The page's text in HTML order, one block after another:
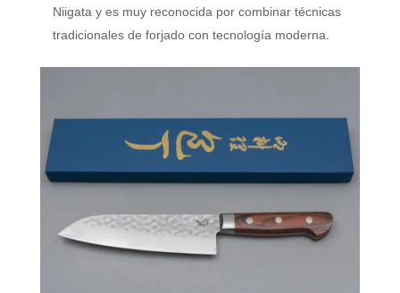
Niigata y es muy reconocida por combinar técnicas
tradicionales de forjado con tecnología moderna.